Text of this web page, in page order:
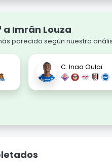
Imrân Louza
parecido según nuestro
C. Inao Oulaï